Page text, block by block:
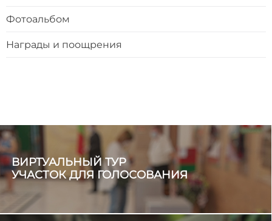
Фотоальбом
Награды и поощрения
ВИРТУАЛЬНЫЙ ТУР
УЧАСТОК ДЛЯ ГОЛОСОВАНИЯ